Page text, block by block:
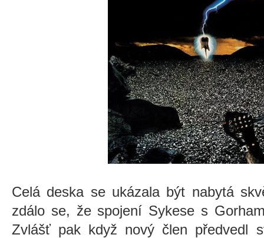
Celá deska se ukázala být nabytá
zdálo se, že spojení Sykese s
Zvlášť pak když nový člen předvedl